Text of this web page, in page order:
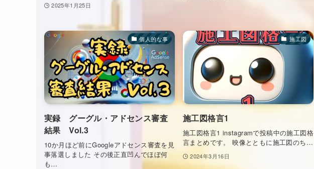
2025年1月25日
個人的な事
実録 グーグル・アドセンス審査
結果 Vol.3
10か月ほど前にGoogleアドセンス審査を見
事落選しました その後正直凹んでほぼ何
も…
施工図
施工図格言1
施工図格言1 instagramで投稿中の施工図格
言まとめです。 映像とともに施工図のち…
2024年3月16日